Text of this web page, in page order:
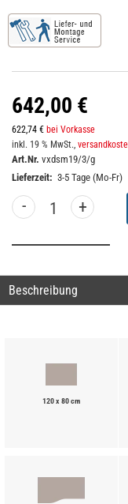
642,00 €
622,74 € bei Vorkasse
inkl. 19 % MwSt.,
Art.Nr. vxdsm19/3/g
Lieferzeit: 3-5 Tage (Mo-Fr)
- +
Beschreibung
120 x 80 cm